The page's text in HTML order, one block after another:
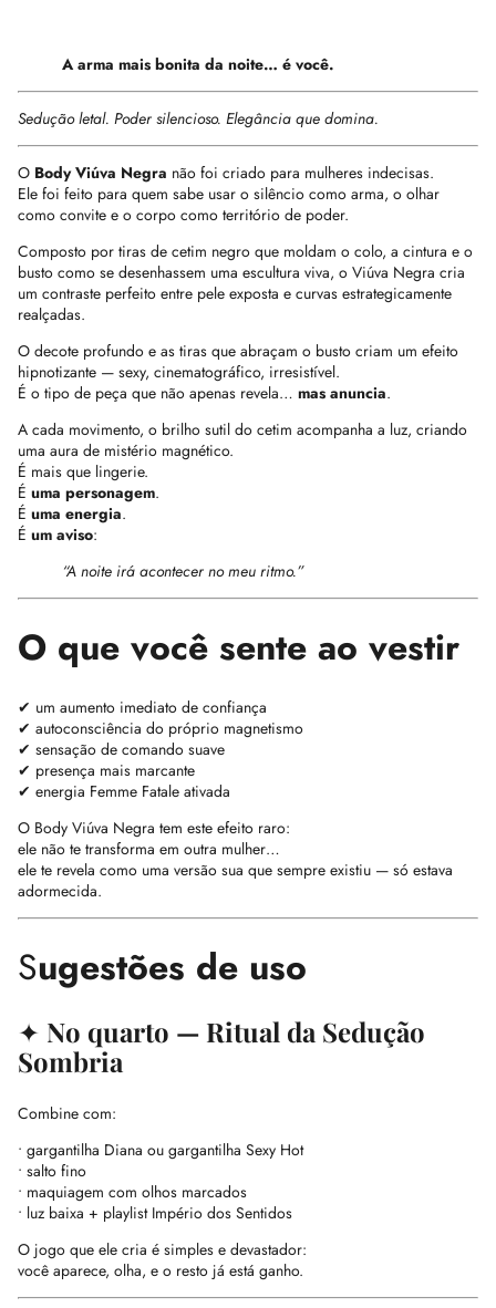
A arma mais bonita da noite… é você.
Sedução letal. Poder silencioso. Elegância que domina.
O Body Viúva Negra não foi criado para mulheres indecisas.
Ele foi feito para quem sabe usar o silêncio como arma, o olhar
como convite e o corpo como território de poder.
Composto por tiras de cetim negro que moldam o colo, a cintura e o
busto como se desenhassem uma escultura viva, o Viúva Negra cria
um contraste perfeito entre pele exposta e curvas estrategicamente
realçadas.
O decote profundo e as tiras que abraçam o busto criam um efeito
hipnotizante — sexy, cinematográfico, irresistível.
É o tipo de peça que não apenas revela… mas anuncia.
A cada movimento, o brilho sutil do cetim acompanha a luz, criando
uma aura de mistério magnético.
É mais que lingerie.
É uma personagem.
É uma energia.
É um aviso:
“A noite irá acontecer no meu ritmo.”
O que você sente ao vestir
✔ um aumento imediato de confiança
✔ autoconsciência do próprio magnetismo
✔ sensação de comando suave
✔ presença mais marcante
✔ energia Femme Fatale ativada
O Body Viúva Negra tem este efeito raro:
ele não te transforma em outra mulher…
ele te revela como uma versão sua que sempre existiu — só estava
adormecida.
Sugestões de uso
✦ No quarto — Ritual da Sedução
Sombria
Combine com:
• gargantilha Diana ou gargantilha Sexy Hot
• salto fino
• maquiagem com olhos marcados
• luz baixa + playlist Império dos Sentidos
O jogo que ele cria é simples e devastador:
você aparece, olha, e o resto já está ganho.